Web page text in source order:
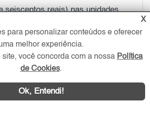
seiscentos reais) nas unidades
no Mandaqui com 3
e duas vagas de garagem, o
quadrado gira em torno de
X
para personalizar conteúdos e oferecer
melhor experiência.
você concorda com a nossa Política
de Cookies.
Ok, Entendi!